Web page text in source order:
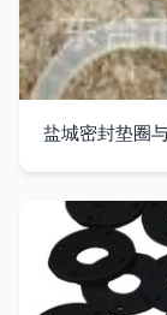
盐城密封垫圈